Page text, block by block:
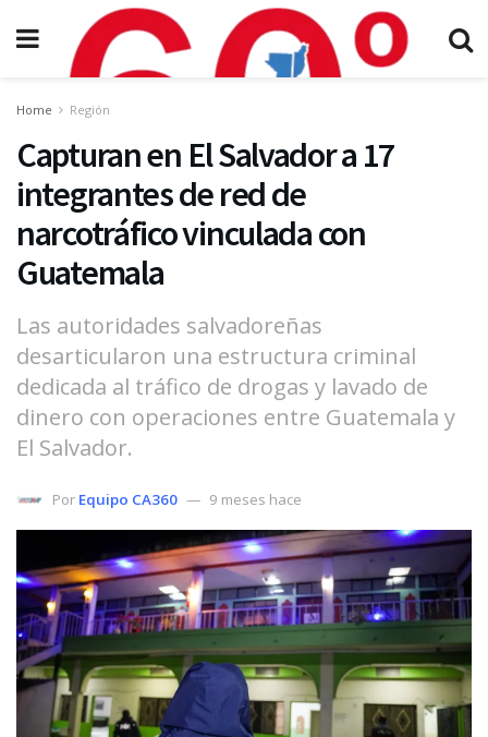
Home Región
Capturan en El Salvador a 17
integrantes de red de
narcotráfico vinculada con
Guatemala
Las autoridades salvadoreñas
desarticularon una estructura criminal
dedicada al tráfico de drogas y lavado de
dinero con operaciones entre Guatemala y
El Salvador.
Por Equipo CA360 9 meses hace